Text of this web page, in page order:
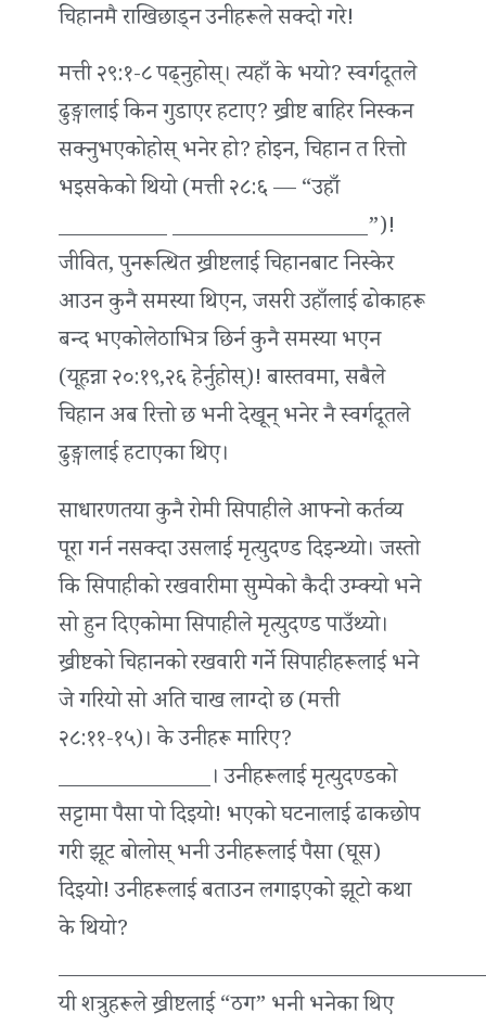
चिहानमै राखिछाड्न उनीहरूले सक्दो गरे!
मत्ती २९:१-८ पढ्नुहोस्। त्यहाँ के भयो? स्वर्गदूतले
ढुङ्गालाई किन गुडाएर हटाए? ख्रीष्ट बाहिर निस्कन
सक्नुभएकोहोस् भनेर हो? होइन, चिहान त रित्तो
भइसकेको थियो (मत्ती २८:६ — “उहाँ
__________ __________________”)!
जीवित, पुनरूत्थित ख्रीष्टलाई चिहानबाट निस्केर
आउन कुनै समस्या थिएन, जसरी उहाँलाई ढोकाहरू
बन्द भएकोलेठाभित्र छिर्न कुनै समस्या भएन
(यूहन्ना २०:१९,२६ हेर्नुहोस्)! बास्तवमा, सबैले
चिहान अब रित्तो छ भनी देखून् भनेर नै स्वर्गदूतले
ढुङ्गालाई हटाएका थिए।
साधारणतया कुनै रोमी सिपाहीले आफ्नो कर्तव्य
पूरा गर्न नसक्दा उसलाई मृत्युदण्ड दिइन्थ्यो। जस्तो
कि सिपाहीको रखवारीमा सुम्पेको कैदी उम्क्यो भने
सो हुन दिएकोमा सिपाहीले मृत्युदण्ड पाउँथ्यो।
ख्रीष्टको चिहानको रखवारी गर्ने सिपाहीहरूलाई भने
जे गरियो सो अति चाख लाग्दो छ (मत्ती
२८:११-१५)। के उनीहरू मारिए?
______________। उनीहरूलाई मृत्युदण्डको
सट्टामा पैसा पो दिइयो! भएको घटनालाई ढाकछोप
गरी झूट बोलोस् भनी उनीहरूलाई पैसा (घूस)
दिइयो! उनीहरूलाई बताउन लगाइएको झूटो कथा
के थियो?
यी शत्रुहरूले ख्रीष्टलाई “ठग” भनी भनेका थिए